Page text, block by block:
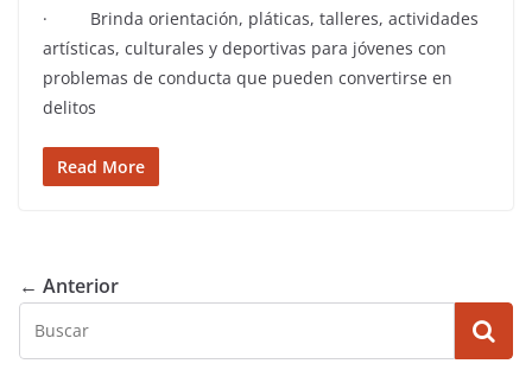
· Brinda orientación, pláticas, talleres, actividades
artísticas, culturales y deportivas para jóvenes con
problemas de conducta que pueden convertirse en
delitos
Read More
← Anterior